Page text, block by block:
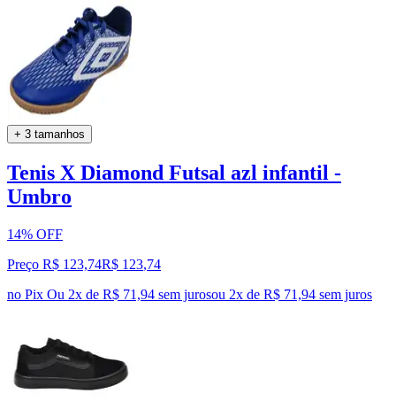
+ 3 tamanhos
Tenis X Diamond Futsal azl infantil -
Umbro
14% OFF
Preço R$ 123,74R$ 123,74
no Pix Ou 2x de R$ 71,94 sem jurosou 2x de R$ 71,94 sem juros